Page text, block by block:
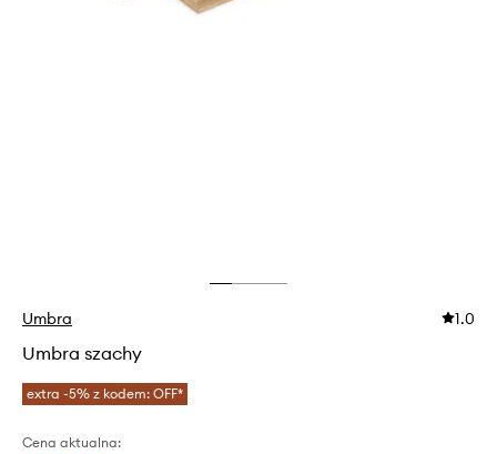
Umbra 1.0
Umbra szachy
extra -5% z kodem: OFF*
Cena aktualna: